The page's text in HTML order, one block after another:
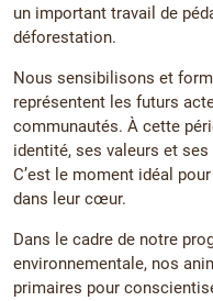
un important travail de
déforestation.
Nous sensibilisons et
représentent les futurs
communautés. À cette
identité, ses valeurs et
C’est le moment idéal
dans leur cœur.
Dans le cadre de notre
environnementale, nos
primaires pour